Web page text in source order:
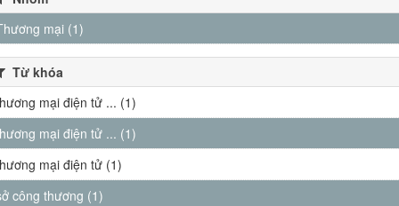
mại (1)
Từ khóa
mại điện tử ... (1)
mại điện tử ... (1)
mại điện tử (1)
công thương (1)